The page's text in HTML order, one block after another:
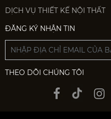
DỊCH VỤ THIẾT KẾ NỘI THẤT
ĐĂNG KÝ NHẬN TIN
THEO DÕI CHÚNG TÔI